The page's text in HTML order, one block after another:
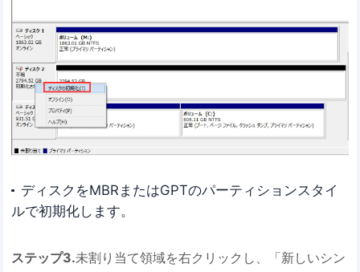
ディスクをMBRまたはGPTのパーティションスタイ
ルで初期化します。
ステップ3.未割り当て領域を右クリックし、「新しいシン